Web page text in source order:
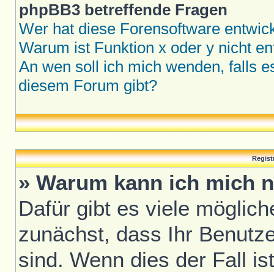
phpBB3 betreffende Fragen
Wer hat diese Forensoftware
Warum ist Funktion x oder y nicht
An wen soll ich mich wenden, falls
diesem Forum gibt?
» Warum kann ich mich
Dafür gibt es viele
zunächst, dass Ihr
sind. Wenn dies der Fall